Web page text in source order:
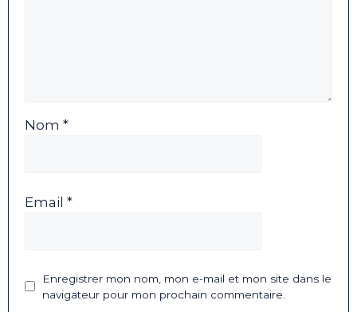
Nom *
Email *
Enregistrer mon nom, mon e-mail et mon site dans le
navigateur pour mon prochain commentaire.